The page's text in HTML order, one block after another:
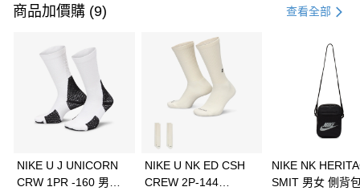
信用卡一次付款
3 期 0 利率 每期 21家銀行
合作金庫商業銀行
第一商業銀行
華南商業銀行
彰化商業銀行
上海商業儲蓄銀行
Apple Pay
全盈+PAY
商品加價購 (9) 查看全部
NIKE U J UNICORN
CRW 1PR -160 男女
NIKE U NK ED CSH
CREW 2P-144
NIKE NK
SMIT 男女 側背